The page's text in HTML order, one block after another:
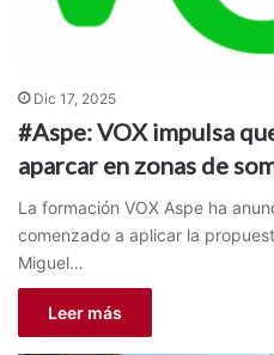
Dic 17, 2025
#Aspe: VOX impulsa
aparcar en zonas de
La formación VOX Aspe ha
comenzado a aplicar la
Miguel…
Leer más